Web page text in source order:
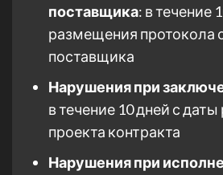
поставщика: в течение
размещения протокола
поставщика
Нарушения при
в течение 10 дней с
проекта контракта
Нарушения при